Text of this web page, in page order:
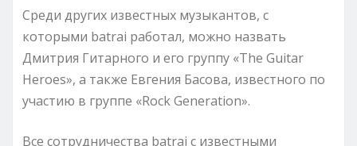
Среди других известных музыкантов, с
которыми batrai работал, можно назвать
Дмитрия Гитарного и его группу «The Guitar
Heroes», а также Евгения Басова, известного по
участию в группе «Rock Generation».
Все сотрудничества batrai с известными